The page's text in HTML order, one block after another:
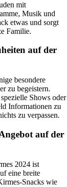
mit
Musik und
etwas und sorgt
Familie.
auf der
besondere
zu begeistern.
Shows oder
Informationen zu
zu verpassen.
auf der
2024 ist
eine breite
Snacks wie